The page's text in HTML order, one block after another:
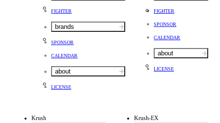
FIGHTER
brands
SPONSOR
CALENDAR
about
LICENSE
FIGHTER
SPONSOR
CALENDAR
about
LICENSE
Krush Krush-EX